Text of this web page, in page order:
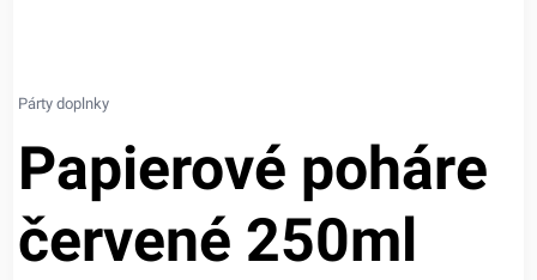
Párty doplnky
Papierové poháre
červené 250ml